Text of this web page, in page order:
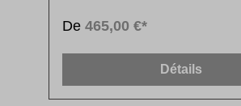
De 465,00 €*
Détails